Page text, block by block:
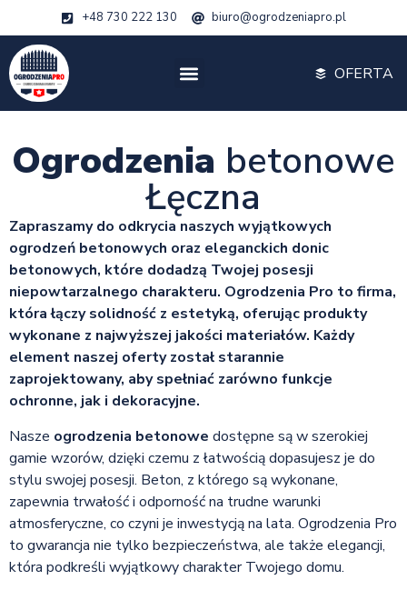
+48 730 222 130 biuro@ogrodzeniapro.pl
OFERTA
Ogrodzenia betonowe
Łęczna
Zapraszamy do odkrycia naszych wyjątkowych
ogrodzeń betonowych oraz eleganckich donic
betonowych, które dodadzą Twojej posesji
niepowtarzalnego charakteru. Ogrodzenia Pro to firma,
która łączy solidność z estetyką, oferując produkty
wykonane z najwyższej jakości materiałów. Każdy
element naszej oferty został starannie
zaprojektowany, aby spełniać zarówno funkcje
ochronne, jak i dekoracyjne.
Nasze ogrodzenia betonowe dostępne są w szerokiej
gamie wzorów, dzięki czemu z łatwością dopasujesz je do
stylu swojej posesji. Beton, z którego są wykonane,
zapewnia trwałość i odporność na trudne warunki
atmosferyczne, co czyni je inwestycją na lata. Ogrodzenia Pro
to gwarancja nie tylko bezpieczeństwa, ale także elegancji,
która podkreśli wyjątkowy charakter Twojego domu.